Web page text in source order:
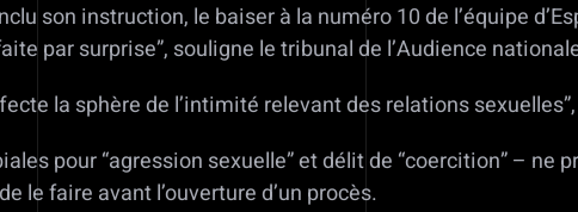
son instruction, le baiser à la numéro 10 de l’équipe
par surprise”, souligne le tribunal de l’Audience
la sphère de l’intimité relevant des relations
pour “agression sexuelle” et délit de “coercition” –
le faire avant l’ouverture d’un procès.